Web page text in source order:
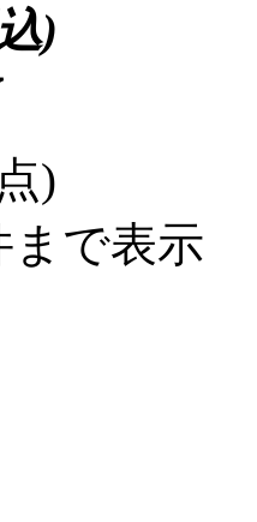
)
)
まで表示